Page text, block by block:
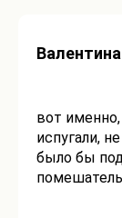
Валентина
вот
испугали,
было бы